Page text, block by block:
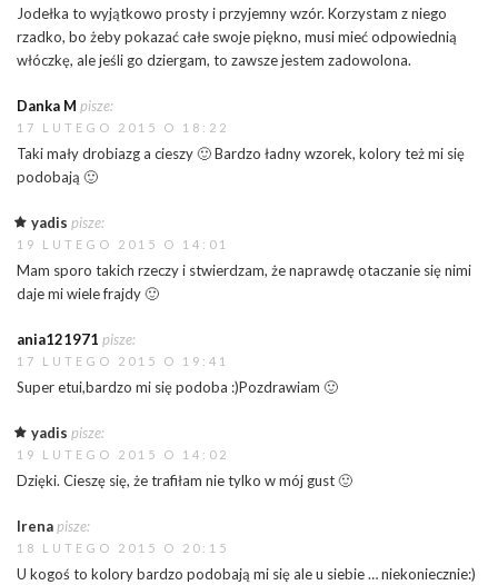
Jodełka to wyjątkowo prosty i przyjemny wzór. Korzystam z niego
rzadko, bo żeby pokazać całe swoje piękno, musi mieć odpowiednią
włóczkę, ale jeśli go dziergam, to zawsze jestem zadowolona.
Danka M pisze:
17 LUTEGO 2015 O 18:22
Taki mały drobiazg a cieszy 🙂 Bardzo ładny wzorek, kolory też mi się
podobają 🙂
yadis pisze:
19 LUTEGO 2015 O 14:01
Mam sporo takich rzeczy i stwierdzam, że naprawdę otaczanie się nimi
daje mi wiele frajdy 🙂
ania121971 pisze:
17 LUTEGO 2015 O 19:41
Super etui,bardzo mi się podoba :)Pozdrawiam 🙂
yadis pisze:
19 LUTEGO 2015 O 14:02
Dzięki. Cieszę się, że trafiłam nie tylko w mój gust 🙂
Irenapisze:
18 LUTEGO 2015 O 20:15
U kogoś to kolory bardzo podobają mi się ale u siebie … niekoniecznie:)